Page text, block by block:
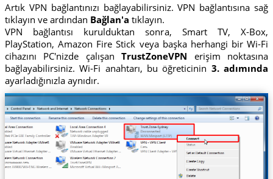
Artık VPN bağlantınızı bağlayabilirsiniz. VPN bağlantısına sağ
tıklayın ve ardından Bağlan'a tıklayın.
VPN bağlantısı kurulduktan sonra, Smart TV, X-Box,
PlayStation, Amazon Fire Stick veya başka herhangi bir Wi-Fi
cihazını PC'nizde çalışanTrustZoneVPN erişim noktasına
bağlayabilirsiniz. Wi-Fi anahtarı, bu öğreticinin 3. adımında
ayarladığınızla aynıdır.